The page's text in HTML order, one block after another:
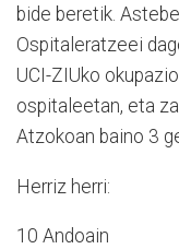
bide beretik.
Ospitaleratzeei
UCI-ZIUko
ospitaleetan, eta
Atzokoan baino 3
Herriz herri:
10 Andoain